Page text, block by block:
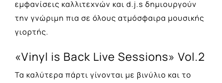
εμφανίσεις καλλιτεχνών και d.j.s δημιουργούν
την γνώριμη πια σε όλους ατμόσφαιρα μουσικής
γιορτής.
«Vinyl is Back Live Sessions» Vol.2
Τα καλύτερα πάρτι γίνονται με βινύλιο και το